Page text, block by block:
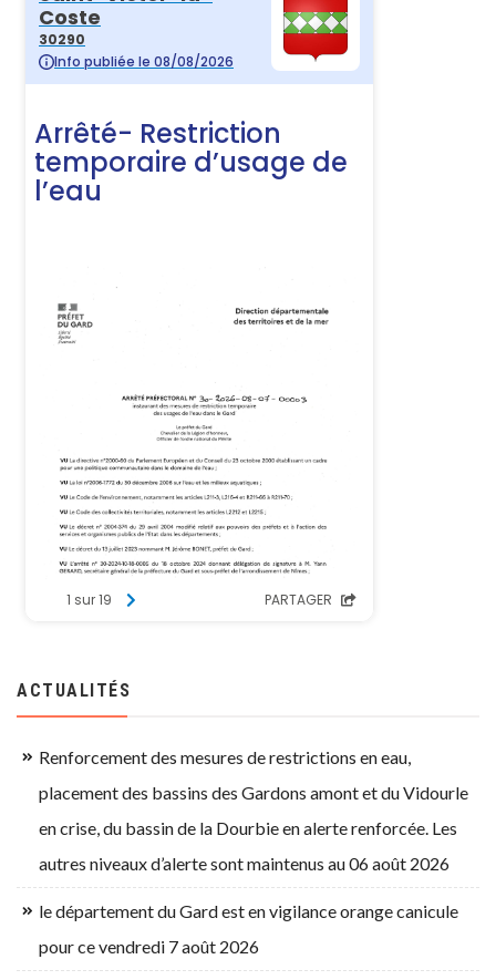
ACTUALITÉS
Renforcement des mesures de restrictions en eau,
placement des bassins des Gardons amont et du Vidourle
en crise, du bassin de la Dourbie en alerte renforcée. Les
autres niveaux d’alerte sont maintenus au 06 août 2026
le département du Gard est en vigilance orange canicule
pour ce vendredi 7 août 2026